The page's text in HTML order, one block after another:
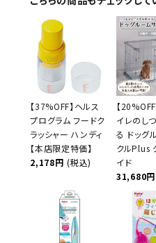
【37%OFF】ヘルス
プログラム フードク
ラッシャー ハンディ
【本店限定特価】
2,178円 (税込)
【
イレのし
る ドッグ
クルPlus
イド
31,680円